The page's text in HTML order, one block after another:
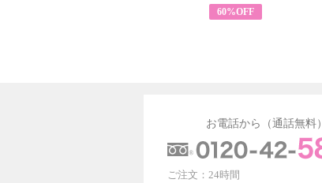
60%OFF
お電話から（通話無料）
ご注文：24時間